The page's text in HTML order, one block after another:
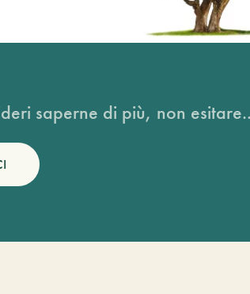
saperne di più, non